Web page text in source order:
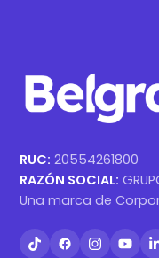
RUC: 20554261800
RAZÓN SOCIAL:
Una marca de